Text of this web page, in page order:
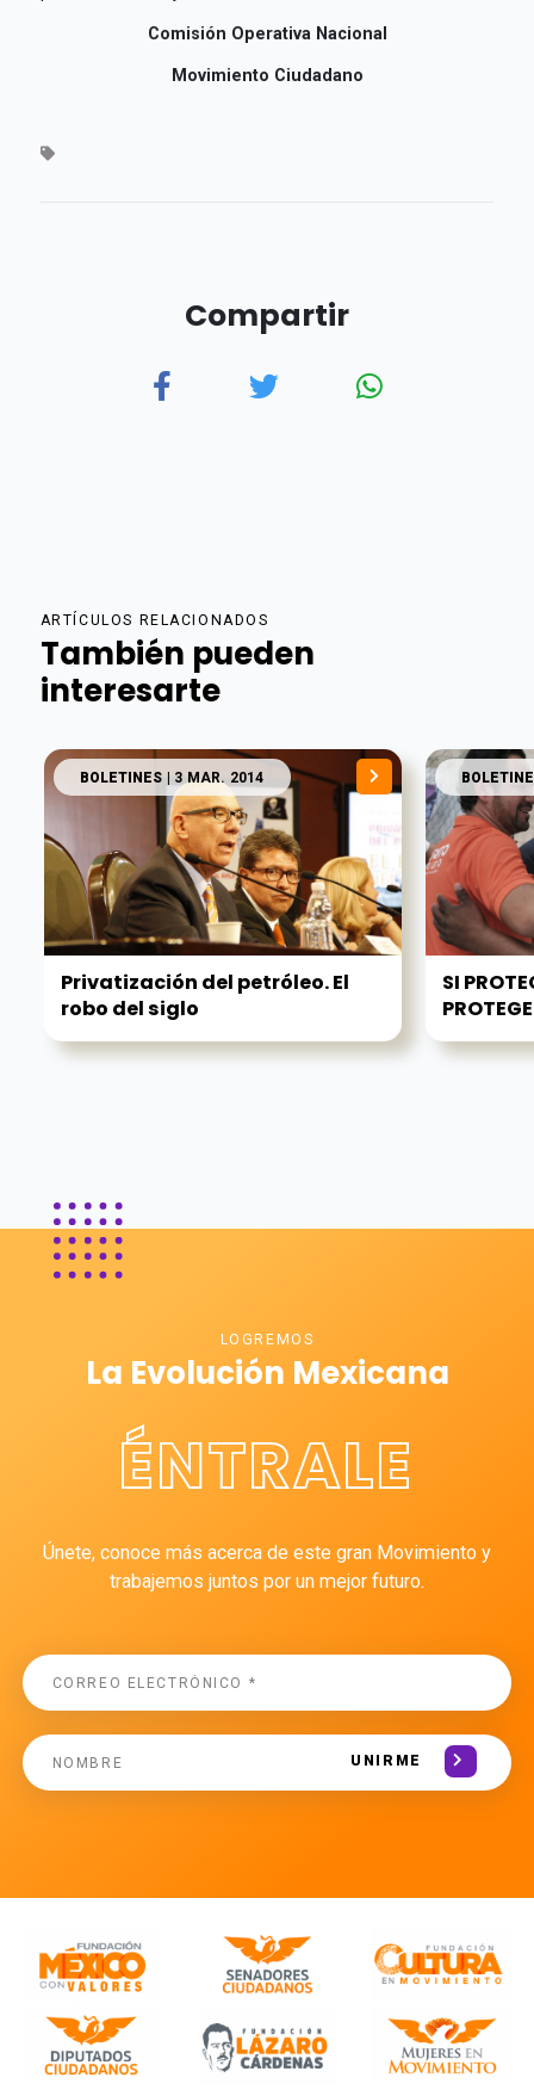
Comisión Operativa Nacional
Movimiento Ciudadano
Compartir
ARTÍCULOS RELACIONADOS
También pueden
interesarte
BOLETINES | 3 MAR. 2014
Privatización del petróleo. El
robo del siglo
SI
LOGREMOS
La Evolución Mexicana
ÉNTRALE
Únete, conoce más acerca de este gran Movimiento y
trabajemos juntos por un mejor futuro.
UNIRME